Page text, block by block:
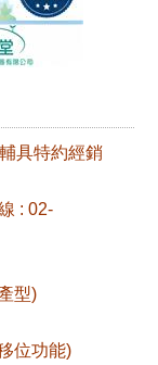
具特約經銷
: 02-
型)
位功能)